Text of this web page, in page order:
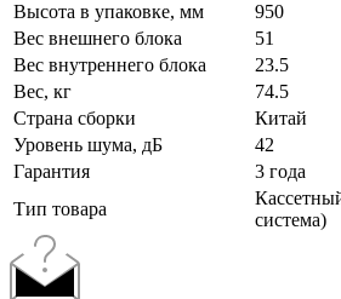
Высота в упаковке, мм
950
Вес внешнего блока
51
Вес внутреннего блока
23.5
Вес, кг
74.5
Страна сборки
Китай
Уровень шума, дБ
42
Гарантия
3 года
Тип товара
система)